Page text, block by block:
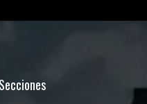
Secciones